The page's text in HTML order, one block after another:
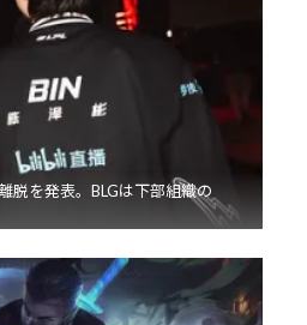
脱を発表。BLGは下部組織の